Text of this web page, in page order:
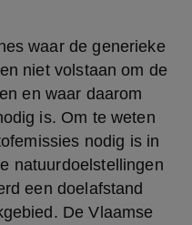
waar de generieke
niet volstaan om de
en waar daarom
is. Om te weten
nodig is in
natuurdoelstellingen
een doelafstand
De Vlaamse